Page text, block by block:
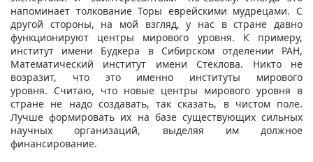
напоминает толкование Торы еврейскими мудрецами. С
другой стороны, на мой взгляд, у нас в стране давно
функционируют центры мирового уровня. К примеру,
институт имени Будкера в Сибирском отделении РАН,
Математический институт имени Стеклова. Никто не
возразит, что это именно институты мирового
уровня. Считаю, что новые центры мирового уровня в
стране не надо создавать, так сказать, в чистом поле.
Лучше формировать их на базе существующих сильных
научных организаций, выделяя им должное
финансирование.